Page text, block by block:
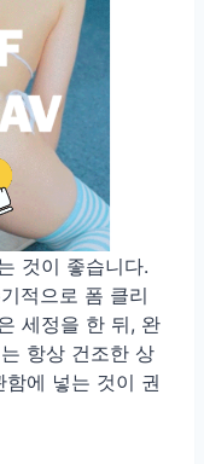
것이 좋습니다.
적으로 폼 클리
세정을 한 뒤, 완
항상 건조한 상
에 넣는 것이 권